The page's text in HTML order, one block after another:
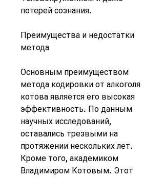
потерей сознания.
Преимущества и недостатки
метода
Основным преимуществом
метода кодировки от алкоголя
котова является его высокая
эффективность. По данным
научных исследований,
оставались трезвыми на
протяжении нескольких лет.
Кроме того, академиком
Владимиром Котовым. Этот